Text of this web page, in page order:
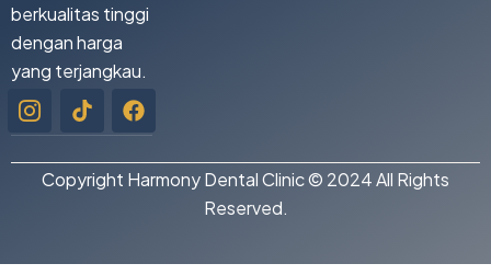
berkualitas tinggi
dengan harga
yang terjangkau.
Icon-
instagram-
1
TiktokFacebook
Copyright Harmony Dental Clinic © 2024 All Rights
Reserved.